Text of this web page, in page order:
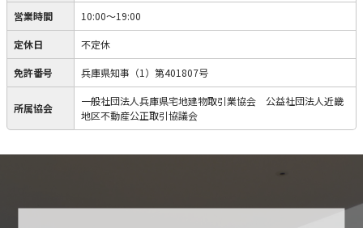
営業時間 10:00～19:00
定休日 不定休
免許番号 兵庫県知事（1）第401807号
所属協会
一般社団法人兵庫県宅地建物取引業協会 公益社団法人近畿
地区不動産公正取引協議会